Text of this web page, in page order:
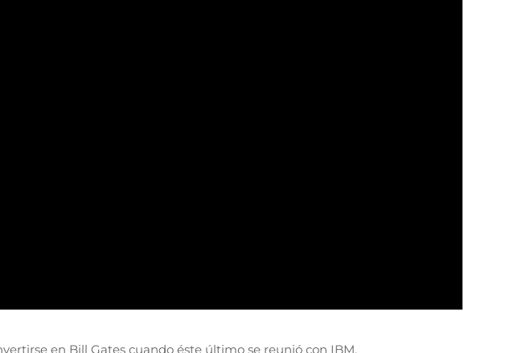
en Bill Gates cuando éste último se reunió con IBM.